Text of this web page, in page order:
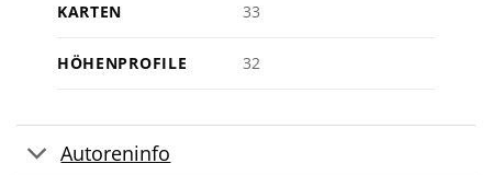
KARTEN 33
HÖHENPROFILE 32
Autoreninfo